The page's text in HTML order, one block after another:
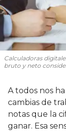
Calculadoras
bruto y neto
A todos nos
cambias de
notas que la
ganar. Esa